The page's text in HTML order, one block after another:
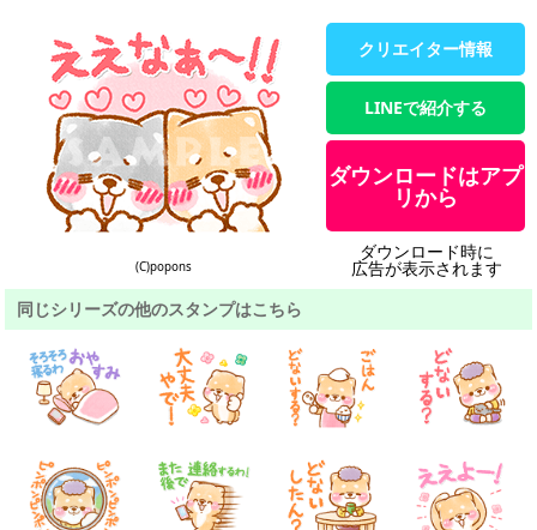
(C)popons
クリエイター情報
LINEで紹介する
ダウンロードはアプ
リから
ダウンロード時に
広告が表示されます
同じシリーズの他のスタンプはこちら